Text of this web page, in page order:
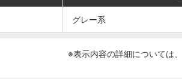
グレー系
グレー系
※表示内容の詳細については、